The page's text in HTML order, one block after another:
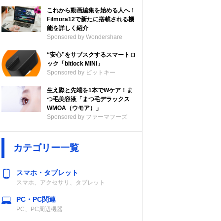
これから動画編集を始める人へ！
Filmora12で新たに搭載される機
能を詳しく紹介
Sponsored by Wondershare
“安心”をサブスクするスマートロ
ック「bitlock MINI」
Sponsored by ビットキー
生え際と先端を1本でWケア！ま
つ毛美容液「まつ毛デラックス
WMOA（ウモア）」
Sponsored by ファーマフーズ
カテゴリー一覧
スマホ・タブレット
スマホ、アクセサリ、タブレット
PC・PC関連
PC、PC周辺機器